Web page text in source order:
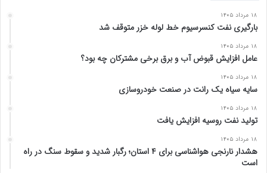
۱۸ مرداد ۱۴۰۵
بارگیری نفت کنسرسیوم خط لوله خزر متوقف شد
۱۸ مرداد ۱۴۰۵
عامل افزایش قبوض آب و برق برخی مشترکان چه بود؟
۱۸ مرداد ۱۴۰۵
سایه سیاه یک رانت در صنعت خودروسازی
۱۸ مرداد ۱۴۰۵
تولید نفت روسیه افزایش یافت
۱۸ مرداد ۱۴۰۵
هشدار نارنجی هواشناسی برای ۴ استان؛ رگبار شدید و سقوط سنگ در راه
است